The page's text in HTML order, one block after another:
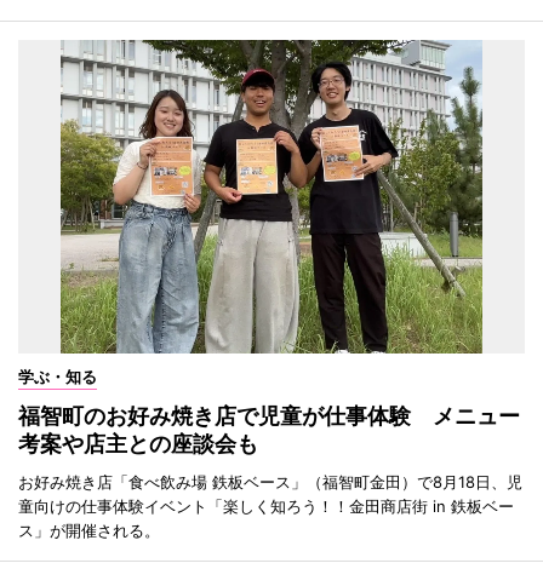
学ぶ・知る
福智町のお好み焼き店で児童が仕事体験 メニュー
考案や店主との座談会も
お好み焼き店「食べ飲み場 鉄板ベース」（福智町金田）で8月18日、児
童向けの仕事体験イベント「楽しく知ろう！！金田商店街 in 鉄板ベー
ス」が開催される。